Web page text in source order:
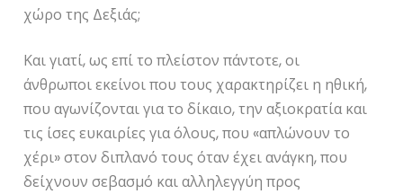
χώρο της Δεξιάς;
Και γιατί, ως επί το πλείστον πάντοτε, οι
άνθρωποι εκείνοι που τους χαρακτηρίζει η ηθική,
που αγωνίζονται για το δίκαιο, την αξιοκρατία και
τις ίσες ευκαιρίες για όλους, που «απλώνουν το
χέρι» στον διπλανό τους όταν έχει ανάγκη, που
δείχνουν σεβασμό και αλληλεγγύη προς